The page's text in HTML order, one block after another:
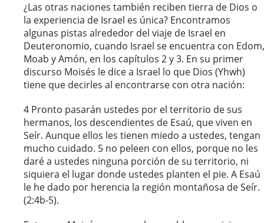
¿Las otras naciones también reciben tierra de Dios o
la experiencia de Israel es única? Encontramos
algunas pistas alrededor del viaje de Israel en
Deuteronomio, cuando Israel se encuentra con Edom,
Moab y Amón, en los capítulos 2 y 3. En su primer
discurso Moisés le dice a Israel lo que Dios (Yhwh)
tiene que decirles al encontrarse con otra nación:
4 Pronto pasarán ustedes por el territorio de sus
hermanos, los descendientes de Esaú, que viven en
Seír. Aunque ellos les tienen miedo a ustedes, tengan
mucho cuidado. 5 no peleen con ellos, porque no les
daré a ustedes ninguna porción de su territorio, ni
siquiera el lugar donde ustedes planten el pie. A Esaú
le he dado por herencia la región montañosa de Seír.
(2:4b-5).